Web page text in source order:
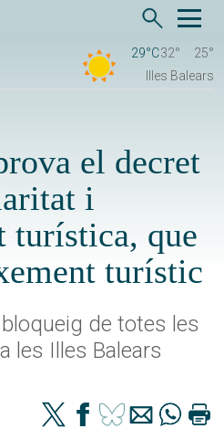
29°C32°
25°
Illes Balears
el decret
i
turística, que
turístic
de totes les
les Illes Balears